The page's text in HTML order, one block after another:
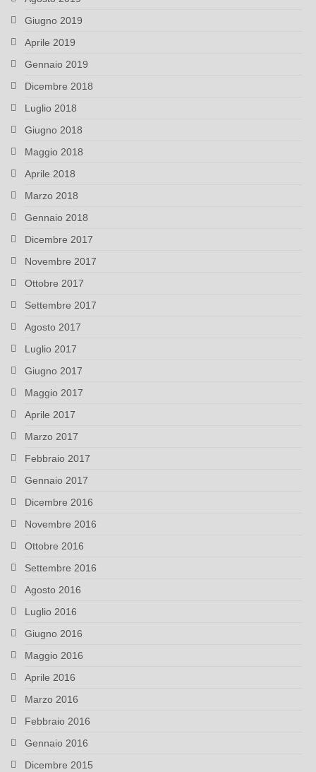
Giugno 2019
Aprile 2019
Gennaio 2019
Dicembre 2018
Luglio 2018
Giugno 2018
Maggio 2018
Aprile 2018
Marzo 2018
Gennaio 2018
Dicembre 2017
Novembre 2017
Ottobre 2017
Settembre 2017
Agosto 2017
Luglio 2017
Giugno 2017
Maggio 2017
Aprile 2017
Marzo 2017
Febbraio 2017
Gennaio 2017
Dicembre 2016
Novembre 2016
Ottobre 2016
Settembre 2016
Agosto 2016
Luglio 2016
Giugno 2016
Maggio 2016
Aprile 2016
Marzo 2016
Febbraio 2016
Gennaio 2016
Dicembre 2015